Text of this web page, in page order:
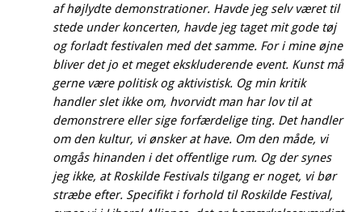
af højlydte demonstrationer. Havde jeg selv været til
stede under koncerten, havde jeg taget mit gode tøj
og forladt festivalen med det samme. For i mine øjne
bliver det jo et meget ekskluderende event. Kunst må
gerne være politisk og aktivistisk. Og min kritik
handler slet ikke om, hvorvidt man har lov til at
demonstrere eller sige forfærdelige ting. Det handler
om den kultur, vi ønsker at have. Om den måde, vi
omgås hinanden i det offentlige rum. Og der synes
jeg ikke, at Roskilde Festivals tilgang er noget, vi bør
stræbe efter. Specifikt i forhold til Roskilde Festival,